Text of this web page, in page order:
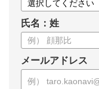
氏名：姓
メールアドレス